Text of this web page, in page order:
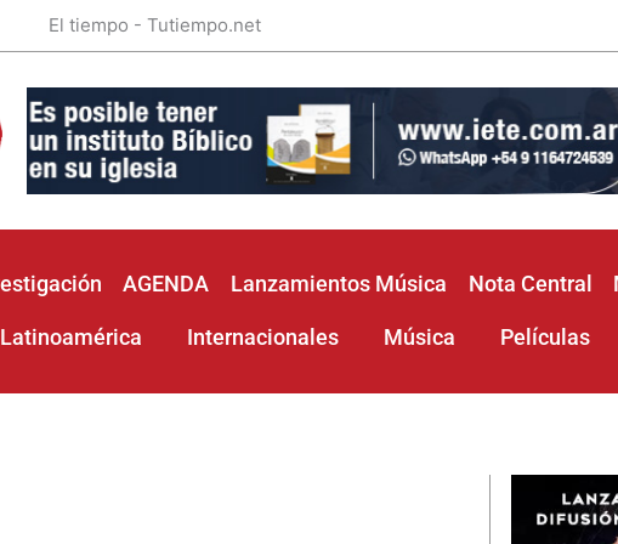
El tiempo - Tutiempo.net
AGENDA Lanzamientos Música Nota Central
Latinoamérica Internacionales Música Películas